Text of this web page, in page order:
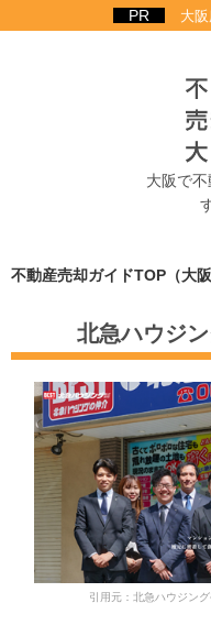
大
大阪で
不動産売却ガイドTOP（大
北急ハウジ
引用元：北急ハウジン